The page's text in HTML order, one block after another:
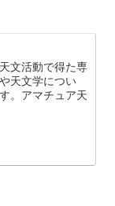
文活動で得た専
天文学につい
。アマチュア天